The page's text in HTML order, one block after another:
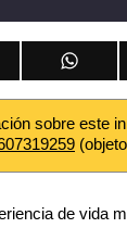
sobre este
de vida